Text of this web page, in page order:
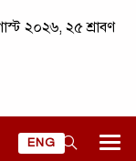
২০২৬, ২৫ শ্রাবণ
ENG